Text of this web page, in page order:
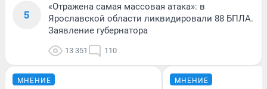
5
«Отражена самая массовая атака»: в
Ярославской области ликвидировали 88 БПЛА.
Заявление губернатора
13 351 110
МНЕНИЕ МНЕНИЕ